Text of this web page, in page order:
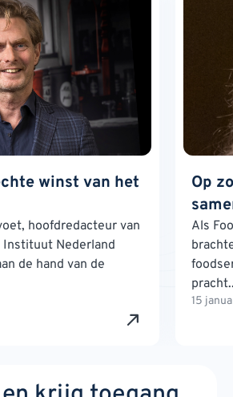
winst van het
hoofdredacteur van
Instituut Nederland
de hand van de
Op
Als
15